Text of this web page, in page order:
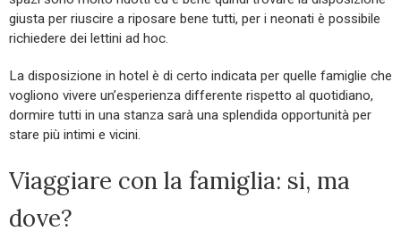
giusta per riuscire a riposare bene tutti, per i neonati è possibile
richiedere dei lettini ad hoc.
La disposizione in hotel è di certo indicata per quelle famiglie che
vogliono vivere un’esperienza differente rispetto al quotidiano,
dormire tutti in una stanza sarà una splendida opportunità per
stare più intimi e vicini.
Viaggiare con la famiglia: si, ma
dove?